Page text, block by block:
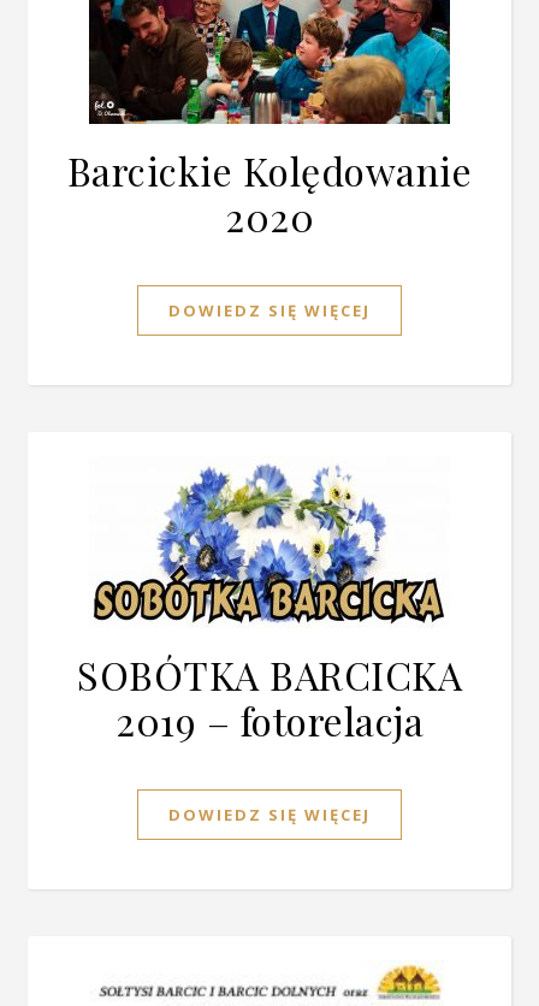
Barcickie Kolędowanie
2020
DOWIEDZ SIĘ WIĘCEJ
SOBÓTKA BARCICKA
2019 – fotorelacja
DOWIEDZ SIĘ WIĘCEJ